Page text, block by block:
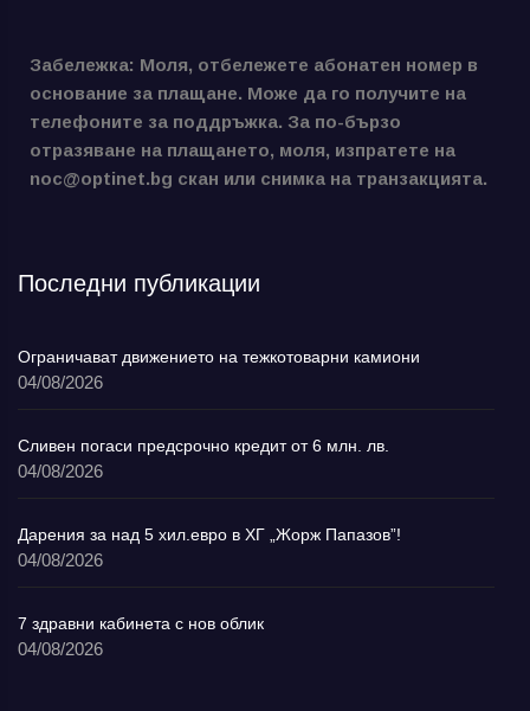
Забележка: Моля, отбележете абонатен номер в
основание за плащане. Може да го получите на
телефоните за поддръжка. За по-бързо
отразяване на плащането, моля, изпратете на
noc@optinet.bg скан или снимка на транзакцията.
Последни публикации
Ограничават движението на тежкотоварни камиони
04/08/2026
Сливен погаси предсрочно кредит от 6 млн. лв.
04/08/2026
Дарения за над 5 хил.евро в ХГ „Жорж Папазов”!
04/08/2026
7 здравни кабинета с нов облик
04/08/2026